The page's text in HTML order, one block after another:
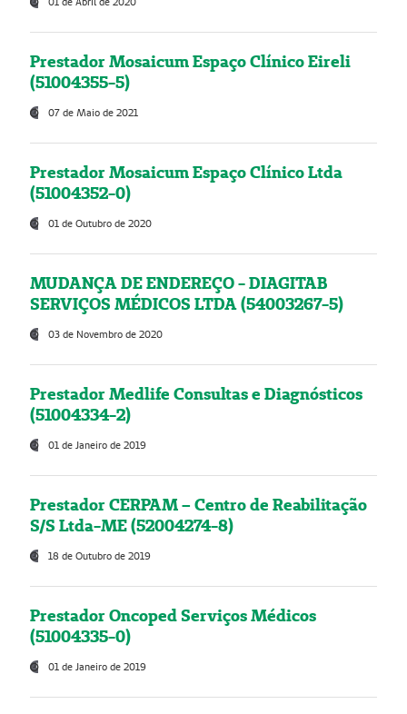
Prestador Mosaicum Espaço Clínico Eireli
(51004355-5)
07 de Maio de 2021
Prestador Mosaicum Espaço Clínico Ltda
(51004352-0)
01 de Outubro de 2020
MUDANÇA DE ENDEREÇO - DIAGITAB
SERVIÇOS MÉDICOS LTDA (54003267-5)
03 de Novembro de 2020
Prestador Medlife Consultas e Diagnósticos
(51004334-2)
01 de Janeiro de 2019
Prestador CERPAM – Centro de Reabilitação
S/S Ltda-ME (52004274-8)
18 de Outubro de 2019
Prestador Oncoped Serviços Médicos
(51004335-0)
01 de Janeiro de 2019